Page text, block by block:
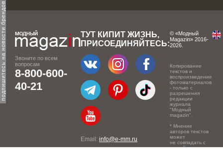
подпишитесь на новости брендов
Звоните по всем
вопросам
8-800-600-
40-21
ТУТ КИПИТ ЖИЗНЬ,
ПРИСОЕДИНЯЙТЕСЬ:
Email: info@e-mm.ru
© «Модный
Magazin» 2016-
2026.
Копирование
текстов и
воспроизведение
фотоматериалов
- только с
разрешения
редакции
журнала
"Модный
magazin".
* Мнение
авторов текстов
может
не совпадать с
точкой зрения